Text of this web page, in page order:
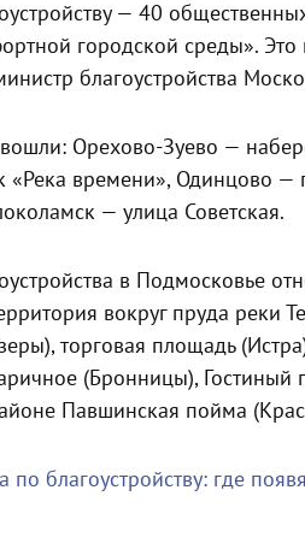
— 40
городской среды».
благоустройства
Орехово-Зуево —
времени», Одинцово —
— улица Советская.
в Подмосковье
вокруг пруда реки
торговая площадь
(Бронницы), Гостиный
Павшинская пойма
благоустройству: где